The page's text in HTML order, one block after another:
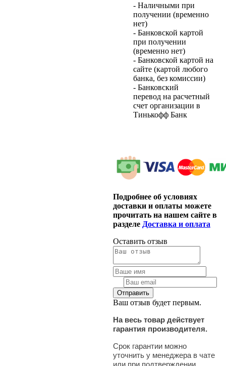
- Наличными при
получении (временно
нет)
- Банковской картой
при получении
(временно нет)
- Банковской картой на
сайте (картой любого
банка, без комиссии)
- Банковский
перевод на расчетный
счет организации в
Тинькофф Банк
Подробнее об условиях
доставки и оплаты можете
прочитать на нашем сайте в
разделе Доставка и оплата
Оставить отзыв
Ваш отзыв будет первым.
На весь товар действует
гарантия производителя.
Срок гарантии можно
уточнить у менеджера в чате
или при подтверждении